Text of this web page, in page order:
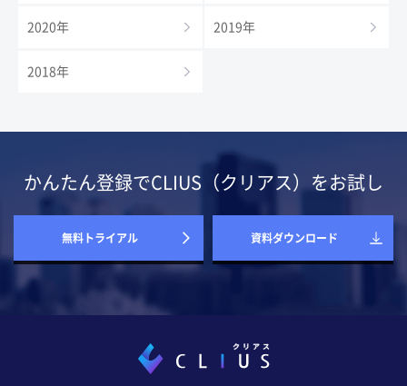
2020年 2019年
2018年
かんたん登録でCLIUS（クリアス）をお試し
無料トライアル 資料ダウンロード